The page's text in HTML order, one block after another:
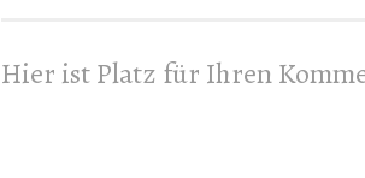
Hier ist Platz für Ihren